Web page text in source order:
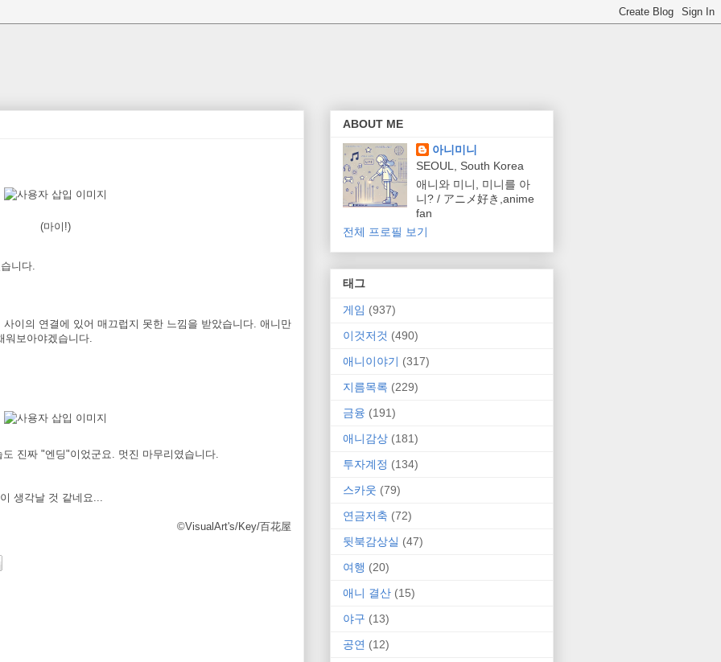
(마이!)
니다.
이의 연결에 있어 매끄럽지 못한 느낌을 받았습니다. 애니만
워보아야겠습니다.
진짜 "엔딩"이었군요. 멋진 마무리였습니다.
생각날 것 같네요...
©VisualArt's/Key/百花屋
ABOUT ME
아니미니
SEOUL, South Korea
애니와 미니, 미니를 아
니? / アニメ好き,anime
fan
전체 프로필 보기
태그
게임 (937)
이것저것 (490)
애니이야기 (317)
지름목록 (229)
금융 (191)
애니감상 (181)
투자계정 (134)
스카웃 (79)
연금저축 (72)
뒷북감상실 (47)
여행 (20)
애니 결산 (15)
야구 (13)
공연 (12)